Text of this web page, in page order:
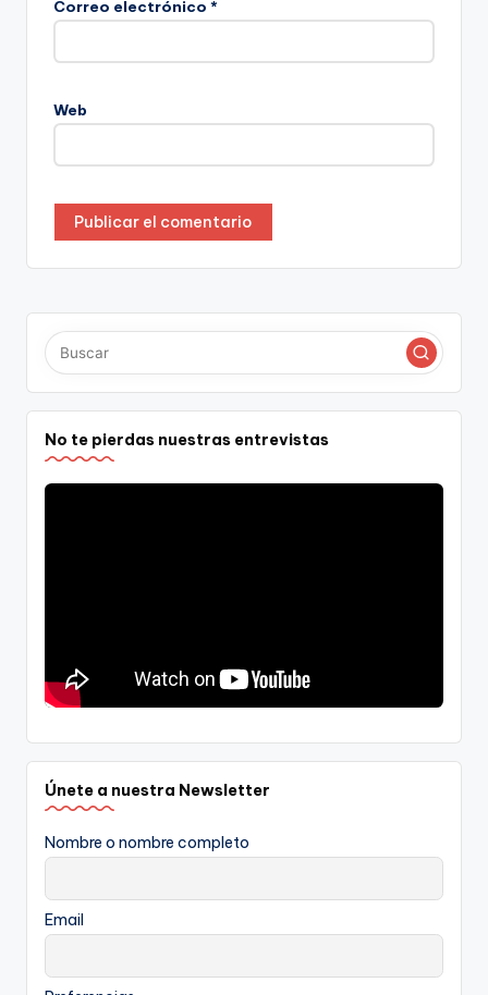
Correo electrónico *
Web
No te pierdas nuestras entrevistas
Únete a nuestra Newsletter
Nombre o nombre completo
Email